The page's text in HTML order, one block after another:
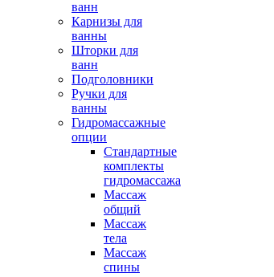
ванн
Карнизы для
ванны
Шторки для
ванн
Подголовники
Ручки для
ванны
Гидромассажные
опции
Стандартные
комплекты
гидромассажа
Массаж
общий
Массаж
тела
Массаж
спины